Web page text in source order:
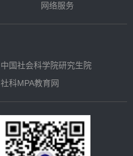
网络服务
中国社会科学院研究生院
社科MPA教育网